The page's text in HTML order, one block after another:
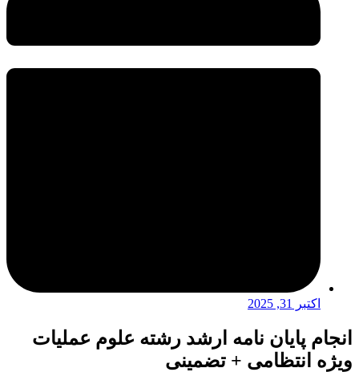
اکتبر 31, 2025
انجام پایان نامه ارشد رشته علوم عملیات
ویژه انتظامی + تضمینی